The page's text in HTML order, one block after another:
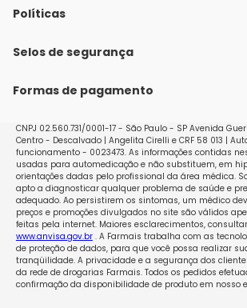
Quem Somos
Nossas lojas
Políticas
Política de Envio
Políticas de Trocas e Devoluções
Selos de segurança
Formas de pagamento
CNPJ 02.560.731/0001-17 - São Paulo - SP Avenida
Centro - Descalvado | Angelita Cirelli e CRF 58 013 |
funcionamento - 0023473. As informações contidas
usadas para automedicação e não substituem, em
orientações dadas pelo profissional da área médica.
apto a diagnosticar qualquer problema de saúde e
adequado. Ao persistirem os sintomas, um médico
preços e promoções divulgados no site são válidos
feitas pela internet. Maiores esclarecimentos,
www.anvisa.gov.br. A Farmais trabalha com as
de proteção de dados, para que você possa realizar
tranqüilidade. A privacidade e a segurança dos
da rede de drogarias Farmais. Todos os pedidos
confirmação da disponibilidade de produto em nosso